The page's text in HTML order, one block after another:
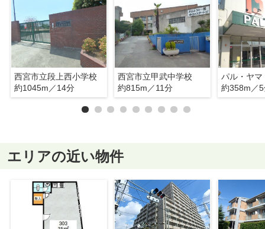
西宮市立段上西小学校
約1045m／14分
西宮市立甲武中学校
約815m／11分
パル・ヤ
約358m／
エリアの近い物件